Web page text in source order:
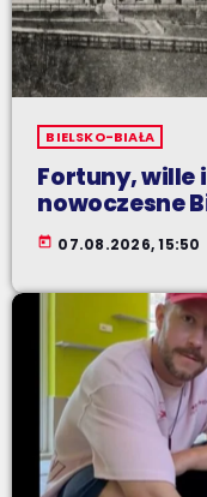
BIELSKO-BIAŁA
Fortuny, wille
nowoczesne
today 07.08.2026, 15:50